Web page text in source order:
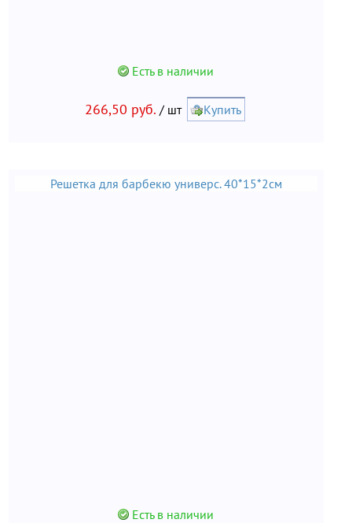
Есть в наличии
266,50 руб. / шт Купить
Решетка для барбекю универс. 40*15*2см
Есть в наличии